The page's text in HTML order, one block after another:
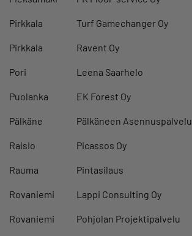
Pirkkala Turf Gamechanger Oy
Pirkkala Ravent Oy
Pori Leena Saarhelo
Puolanka EK Forest Oy
Pälkäne Pälkäneen Asennuspalvelu
Raisio Picassos Oy
Rauma Pintasilaus
Rovaniemi Lappi Consulting Oy
Rovaniemi Pohjolan Projektipalvelu